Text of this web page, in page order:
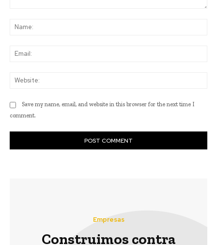
Save my name, email, and website in this browser for the next time I
comment.